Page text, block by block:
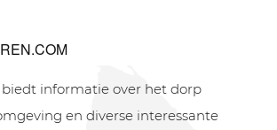
biedt informatie over het dorp
en diverse interessante